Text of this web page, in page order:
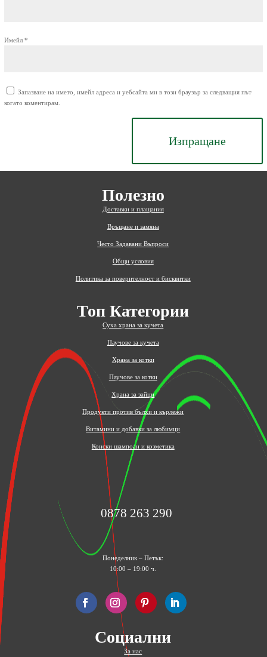
Имейл *
Запазване на името, имейл адреса и уебсайта ми в този браузър за следващия път
когато коментирам.
Изпращане
Полезно
Доставки и плащания
Връщане и замяна
Често Задавани Въпроси
Общи условия
Политика за поверителност и бисквитки
Топ Категории
Суха храна за кучета
Паучове за кучета
Храна за котки
Паучове за котки
Храна за зайци
Продукти против бълхи и кърлежи
Витамини и добавки за любимци
Конски шампоан и козметика
0878 263 290
Понеделник – Петък:
10:00 – 19:00 ч.
Социални
За нас